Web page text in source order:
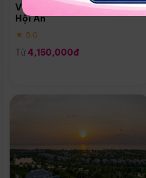
Vinpearl Resort & Golf Nam
Hội An
★ 5.0
Từ 4,150,000đ